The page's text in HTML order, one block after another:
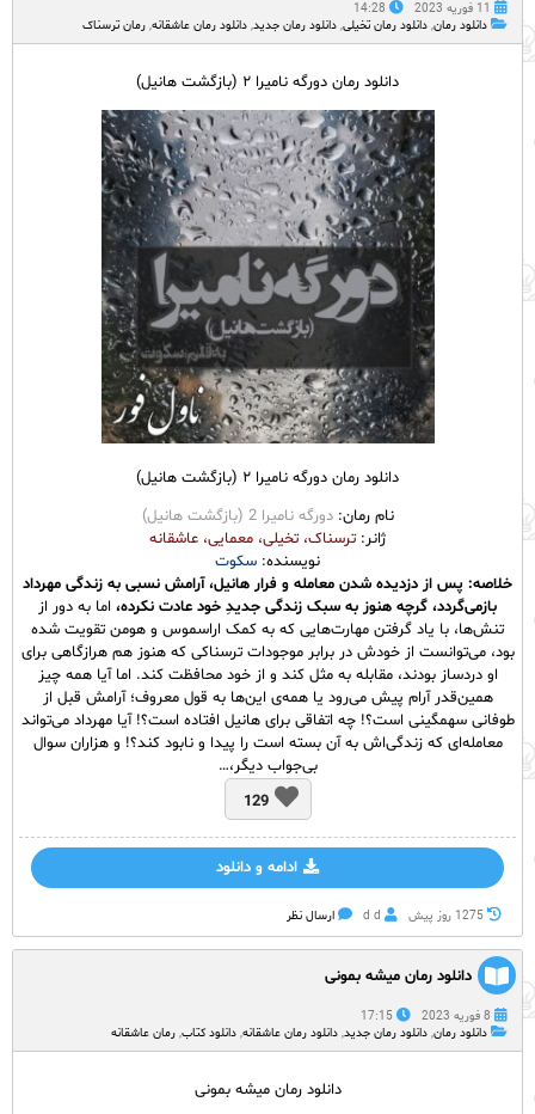
11 فوریه 2023
14:28
دانلود رمان, دانلود رمان تخیلی, دانلود رمان جدید, دانلود رمان عاشقانه, رمان ترسناک
دانلود رمان دورگه نامیرا ۲ (بازگشت هانیل)
دانلود رمان دورگه نامیرا ۲ (بازگشت هانیل)
نام رمان:دورگه نامیرا 2 (بازگشت هانیل)
ژانر:ترسناک، تخیلی، معمایی، عاشقانه
نویسنده: سکوت
خلاصه: پس از دزدیده شدن معامله و فرار هانیل، آرامش نسبی به زندگی مهرداد
بازمی‌گردد، گرچه هنوز به سبک زندگی جدیدِ خود عادت نکرده، اما به دور از
تنش‌ها، با یاد گرفتن مهارت‌هایی که به کمک اراسموس و هومن تقویت شده
بود، می‌توانست از خودش در برابر موجودات ترسناکی که هنوز هم هرازگاهی برای
او دردساز بودند، مقابله به مثل کند و از خود محافظت کند. اما آیا همه چیز
همین‌قدر آرام پیش می‌رود یا همه‌ی این‌ها به قول معروف؛ آرامش قبل از
طوفانی سهمگینی است؟! چه اتفاقی برای هانیل افتاده است؟! آیا مهرداد می‌تواند
معامله‌ای که زندگی‌اش به آن بسته است را پیدا و نابود کند؟! و هزاران سوال
بی‌جواب دیگر،…
129
ادامه و دانلود
1275 روز پيش d d ارسال نظر
دانلود رمان میشه بمونی
8 فوریه 2023
17:15
دانلود رمان, دانلود رمان جدید, دانلود رمان عاشقانه, دانلود کتاب, رمان عاشقانه
دانلود رمان میشه بمونی